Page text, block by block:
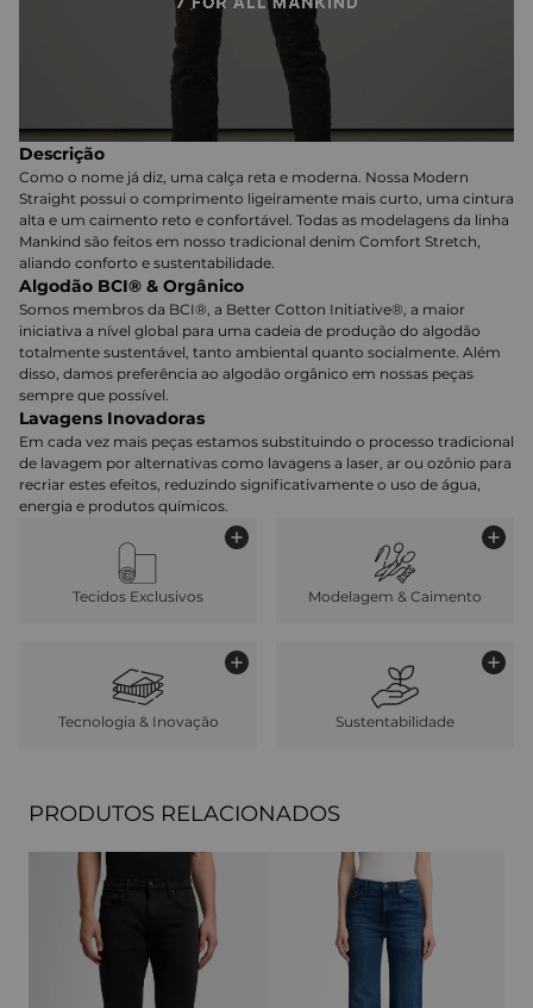
Descrição
Como o nome já diz, uma calça reta e moderna. Nossa Modern
Straight possui o comprimento ligeiramente mais curto, uma cintura
alta e um caimento reto e confortável. Todas as modelagens da linha
Mankind são feitos em nosso tradicional denim Comfort Stretch,
aliando conforto e sustentabilidade.
Algodão BCI® & Orgânico
Somos membros da BCI®, a Better Cotton Initiative®, a maior
iniciativa a nível global para uma cadeia de produção do algodão
totalmente sustentável, tanto ambiental quanto socialmente. Além
disso, damos preferência ao algodão orgânico em nossas peças
sempre que possível.
Lavagens Inovadoras
Em cada vez mais peças estamos substituindo o processo tradicional
de lavagem por alternativas como lavagens a laser, ar ou ozônio para
recriar estes efeitos, reduzindo significativamente o uso de água,
energia e produtos químicos.
Tecidos Exclusivos Modelagem & Caimento
Tecnologia & Inovação Sustentabilidade
PRODUTOS RELACIONADOS